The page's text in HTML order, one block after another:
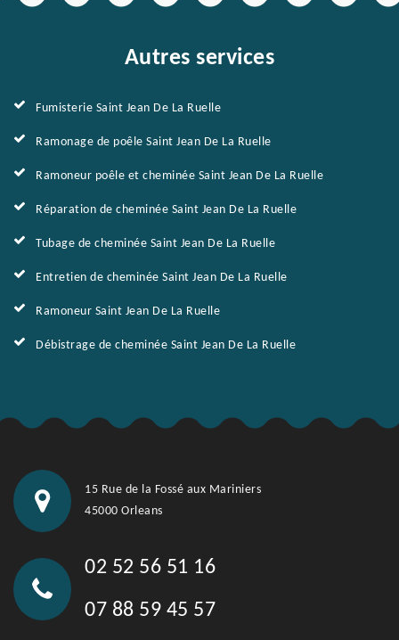
Autres services
Fumisterie Saint Jean De La Ruelle
Ramonage de poêle Saint Jean De La Ruelle
Ramoneur poêle et cheminée Saint Jean De La Ruelle
Réparation de cheminée Saint Jean De La Ruelle
Tubage de cheminée Saint Jean De La Ruelle
Entretien de cheminée Saint Jean De La Ruelle
Ramoneur Saint Jean De La Ruelle
Débistrage de cheminée Saint Jean De La Ruelle
15 Rue de la Fossé aux Mariniers
45000 Orleans
02 52 56 51 16
07 88 59 45 57